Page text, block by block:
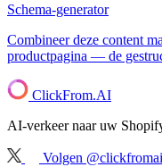
Schema-generator
Combineer deze content
productpagina — de
ClickFrom.AI
AI-verkeer naar uw
Volgen @clickfromai